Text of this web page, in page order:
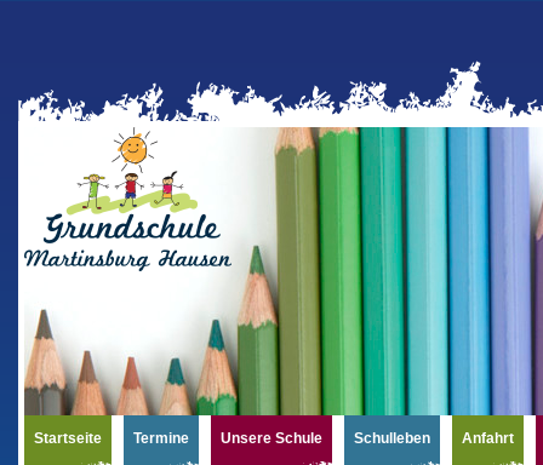
Startseite Termine Unsere Schule Schulleben Anfahrt